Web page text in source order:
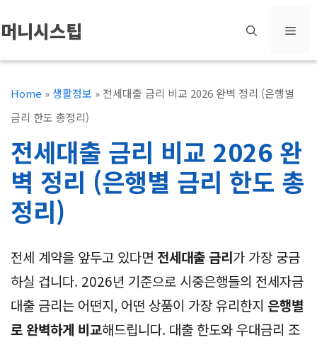
텐
츠
머니시스팁 메
Home »생활정보 » 전세대출 금리 비교 2026 완벽 정리 (은행별
금리 한도 총정리)
전세대출 금리 비교 2026 완
벽 정리 (은행별 금리 한도 총
정리)
전세 계약을 앞두고 있다면 전세대출 금리가 가장 궁금
하실 겁니다. 2026년 기준으로 시중은행들의 전세자금
대출 금리는 어떤지, 어떤 상품이 가장 유리한지 은행별
로 완벽하게 비교해드립니다. 대출 한도와 우대금리 조